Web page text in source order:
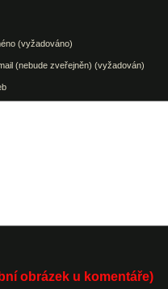
(vyžadováno)
(nebude zveřejněn) (vyžadován)
obrázek u komentáře)